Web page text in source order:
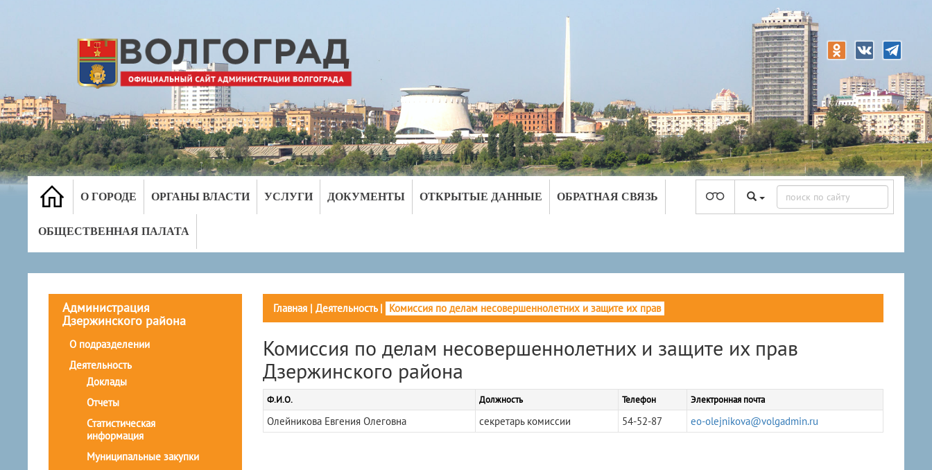
О ГОРОДЕ ОРГАНЫ ВЛАСТИ УСЛУГИ ДОКУМЕНТЫ ОТКРЫТЫЕ ДАННЫЕ ОБРАТНАЯ СВЯЗЬ
ОБЩЕСТВЕННАЯ ПАЛАТА
Администрация
Дзержинского района
О подразделении
Деятельность
Доклады
Отчеты
Статистическая
информация
Муниципальные закупки
Главная| Деятельность| Комиссия по делам несовершеннолетних и защите их прав
Комиссия по делам несовершеннолетних и защите их прав
Дзержинского района
Ф.И.О. Должность Телефон Электронная почта
Олейникова Евгения Олеговна секретарь комиссии 54-52-87 eo-olejnikova@volgadmin.ru